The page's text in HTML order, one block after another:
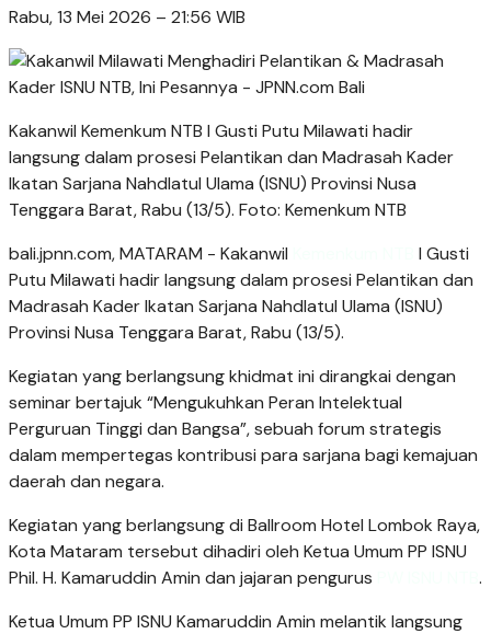
Rabu, 13 Mei 2026 – 21:56 WIB
Kakanwil Kemenkum NTB I Gusti Putu Milawati hadir
langsung dalam prosesi Pelantikan dan Madrasah Kader
Ikatan Sarjana Nahdlatul Ulama (ISNU) Provinsi Nusa
Tenggara Barat, Rabu (13/5). Foto: Kemenkum NTB
bali.jpnn.com, MATARAM - ‎Kakanwil
I Gusti
Putu Milawati hadir langsung dalam prosesi Pelantikan dan
Madrasah Kader Ikatan Sarjana Nahdlatul Ulama (ISNU)
Provinsi Nusa Tenggara Barat, Rabu (13/5).
Kegiatan yang berlangsung khidmat ini dirangkai dengan
seminar bertajuk “Mengukuhkan Peran Intelektual
Perguruan Tinggi dan Bangsa”, sebuah forum strategis
dalam mempertegas kontribusi para sarjana bagi kemajuan
daerah dan negara.
‎Kegiatan yang berlangsung di Ballroom Hotel Lombok Raya,
Kota Mataram tersebut dihadiri oleh Ketua Umum PP ISNU
Phil. H. Kamaruddin Amin dan jajaran pengurus
.
Ketua Umum PP ISNU Kamaruddin Amin melantik langsung